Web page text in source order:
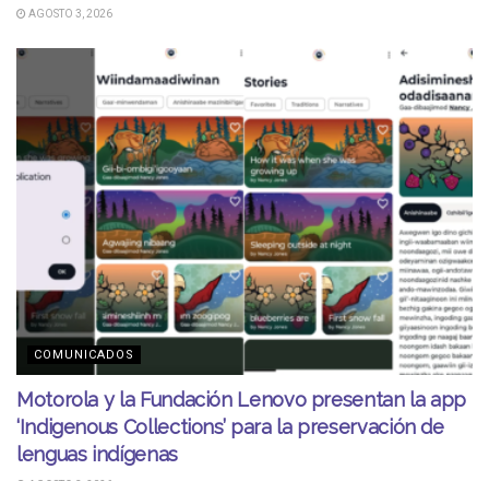
AGOSTO 3, 2026
COMUNICADOS
Motorola y la Fundación Lenovo presentan la app
‘Indigenous Collections’ para la preservación de
lenguas indígenas